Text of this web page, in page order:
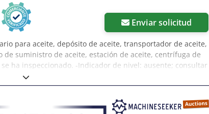
Enviar solicitud
para aceite, depósito de aceite, transportador de aceite,
suministro de aceite, estación de aceite, centrífuga de
ha inspeccionado. -Indicador de nivel: ausente; consultar
dispositivo móvil de suministro de aceite con bomba
Aofx Acdsr -Capacidad del depósito: aproximadamente
se puede cerrar con una llave de paso. -